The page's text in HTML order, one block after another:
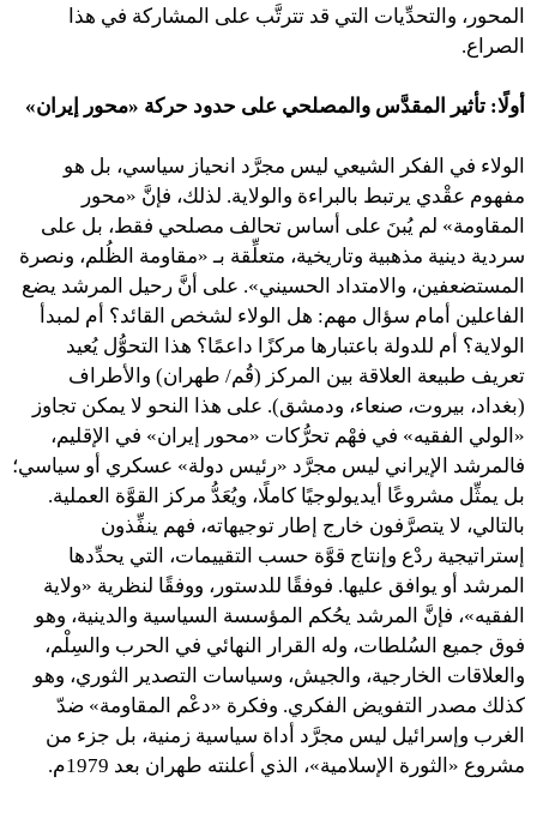
المحور، والتحدِّيات التي قد تترتَّب على المشاركة في هذا
الصراع.
أولًا: تأثير المقدَّس والمصلحي على حدود حركة «محور إيران»
الولاء في الفكر الشيعي ليس مجرَّد انحياز سياسي، بل هو
مفهوم عقْدي يرتبط بالبراءة والولاية. لذلك، فإنَّ «محور
المقاومة» لم يُبنَ على أساس تحالف مصلحي فقط، بل على
سردية دينية مذهبية وتاريخية، متعلِّقة بـ «مقاومة الظُلم، ونصرة
المستضعفين، والامتداد الحسيني». على أنَّ رحيل المرشد يضع
الفاعلين أمام سؤال مهم: هل الولاء لشخص القائد؟ أم لمبدأ
الولاية؟ أم للدولة باعتبارها مركزًا داعمًا؟ هذا التحوُّل يُعيد
تعريف طبيعة العلاقة بين المركز (قُم/ طهران) والأطراف
(بغداد، بيروت، صنعاء، ودمشق). على هذا النحو لا يمكن تجاوز
«الولي الفقيه» في فهْم تحرُّكات «محور إيران» في الإقليم،
فالمرشد الإيراني ليس مجرَّد «رئيس دولة» عسكري أو سياسي؛
بل يمثِّل مشروعًا أيديولوجيًا كاملًا، ويُعَدُّ مركز القوَّة العملية.
بالتالي، لا يتصرَّفون خارج إطار توجيهاته، فهم ينفِّذون
إستراتيجية ردْع وإنتاج قوَّة حسب التقييمات، التي يحدِّدها
المرشد أو يوافق عليها. فوفقًا للدستور، ووفقًا لنظرية «ولاية
الفقيه»، فإنَّ المرشد يحُكم المؤسسة السياسية والدينية، وهو
فوق جميع السُلطات، وله القرار النهائي في الحرب والسِلْم،
والعلاقات الخارجية، والجيش، وسياسات التصدير الثوري، وهو
كذلك مصدر التفويض الفكري. وفكرة «دعْم المقاومة» ضدّ
الغرب وإسرائيل ليس مجرَّد أداة سياسية زمنية، بل جزء من
مشروع «الثورة الإسلامية»، الذي أعلنته طهران بعد 1979م.